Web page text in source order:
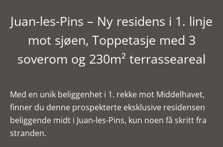
Juan-les-Pins – Ny residens i 1. linje
mot sjøen, Toppetasje med 3
soverom og 230m² terrasseareal
Med en unik beliggenhet i 1. rekke mot Middelhavet,
finner du denne prospekterte eksklusive residensen
beliggende midt i Juan-les-Pins, kun noen få skritt fra
stranden.